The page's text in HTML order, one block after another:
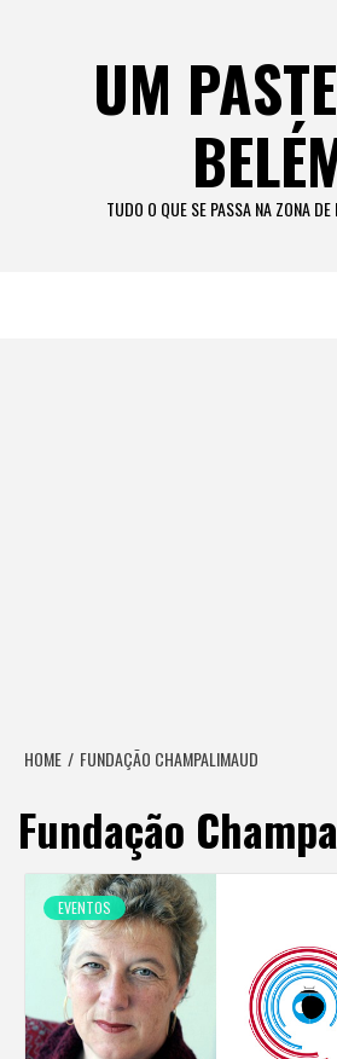
UM
TUDO O QUE SE PASSA NA ZONA DE
HOME FUNDAÇÃO CHAMPALIMAUD
Fundação
EVENTOS